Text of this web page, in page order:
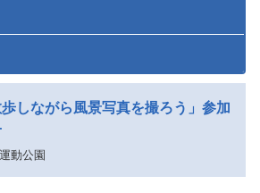
動公園
しながら風景写真を撮ろう」参加